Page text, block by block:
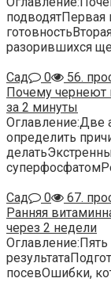
подводятПервая
разорившихся
Сад
0
56.
Почему чернеют
за 2 минуты
Оглавление:Две
определить
Сад
0
67.
Ранняя
через 2 недели
Оглавление:Пять
посевОшибки,